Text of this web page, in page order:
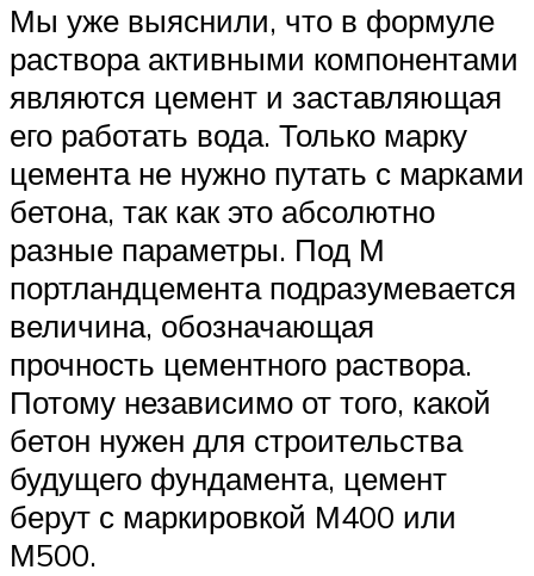
Мы уже выяснили, что в формуле
раствора активными компонентами
являются цемент и заставляющая
его работать вода. Только марку
цемента не нужно путать с марками
бетона, так как это абсолютно
разные параметры. Под М
портландцемента подразумевается
величина, обозначающая
прочность цементного раствора.
Потому независимо от того, какой
бетон нужен для строительства
будущего фундамента, цемент
берут с маркировкой М400 или
М500.